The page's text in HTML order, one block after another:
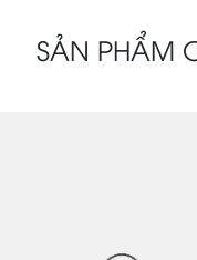
SẢN PHẨM